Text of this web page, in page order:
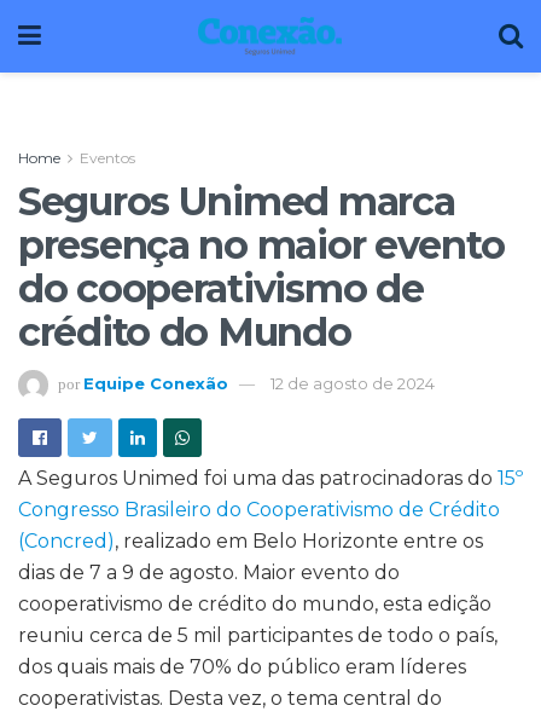
Home Eventos
Seguros Unimed marca
presença no maior evento
do cooperativismo de
crédito do Mundo
por Equipe Conexão 12 de agosto de 2024
A Seguros Unimed foi uma das patrocinadoras do 15º
Congresso Brasileiro do Cooperativismo de Crédito
(Concred), realizado em Belo Horizonte entre os
dias de 7 a 9 de agosto. Maior evento do
cooperativismo de crédito do mundo, esta edição
reuniu cerca de 5 mil participantes de todo o país,
dos quais mais de 70% do público eram líderes
cooperativistas. Desta vez, o tema central do